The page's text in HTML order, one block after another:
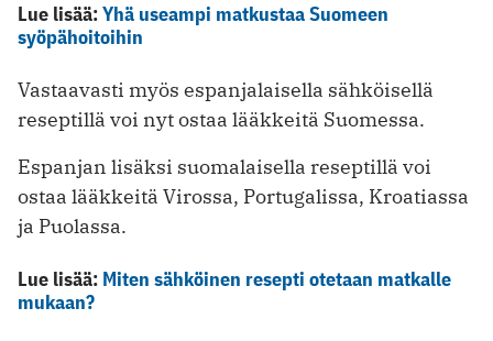
Lue lisää:Yhä useampi matkustaa Suomeen
syöpähoitoihin
Vastaavasti myös espanjalaisella sähköisellä
reseptillä voi nyt ostaa lääkkeitä Suomessa.
Espanjan lisäksi suomalaisella reseptillä voi
ostaa lääkkeitä Virossa, Portugalissa, Kroatiassa
ja Puolassa.
Lue lisää: Miten sähköinen resepti otetaan matkalle
mukaan?